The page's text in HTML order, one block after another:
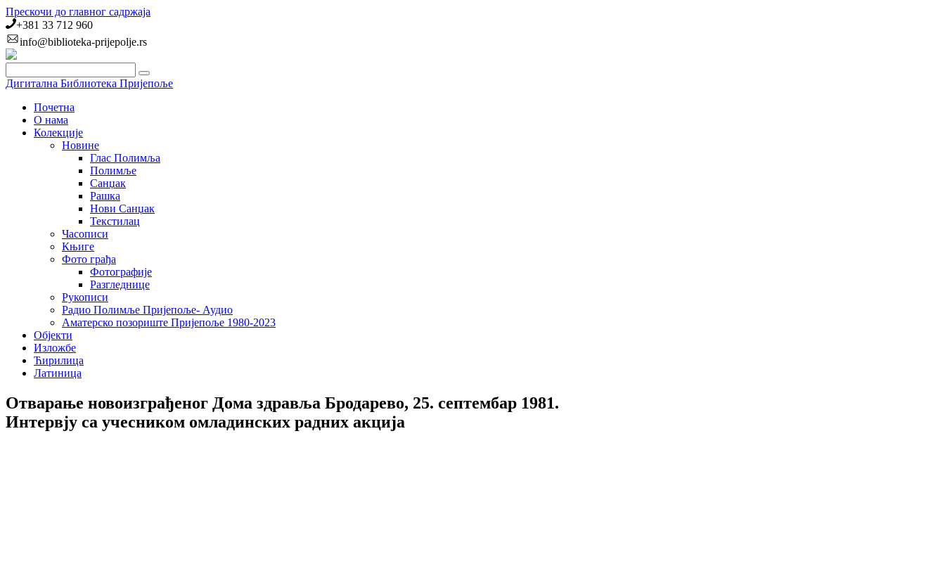
Прескочи до главног садржаја
+381 33 712 960
info@biblioteka-prijepolje.rs
Дигитална Библиотека Пријепоље
Почетна
О нама
Колекције
Новине
Глас Полимља
Полимље
Санџак
Рашка
Нови Санџак
Текстилац
Часописи
Књиге
Фото грађа
Фотографије
Разгледнице
Рукописи
Радио Полимље Пријепоље- Аудио
Аматерско позориште Пријепоље 1980-2023
Објекти
Изложбе
Ћирилица
Латиница
Отварање новоизграђеног Дома здравља Бродарево, 25. септембар 1981.
Интервју са учесником омладинских радних акција